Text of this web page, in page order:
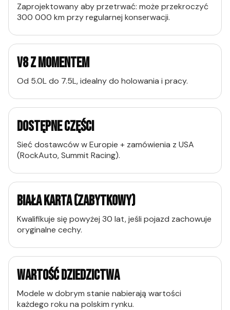
Zaprojektowany aby przetrwać: może przekroczyć
300 000 km przy regularnej konserwacji.
V8 Z MOMENTEM
Od 5.0L do 7.5L, idealny do holowania i pracy.
DOSTĘPNE CZĘŚCI
Sieć dostawców w Europie + zamówienia z USA
(RockAuto, Summit Racing).
BIAŁA KARTA (ZABYTKOWY)
Kwalifikuje się powyżej 30 lat, jeśli pojazd zachowuje
oryginalne cechy.
WARTOŚĆ DZIEDZICTWA
Modele w dobrym stanie nabierają wartości
każdego roku na polskim rynku.